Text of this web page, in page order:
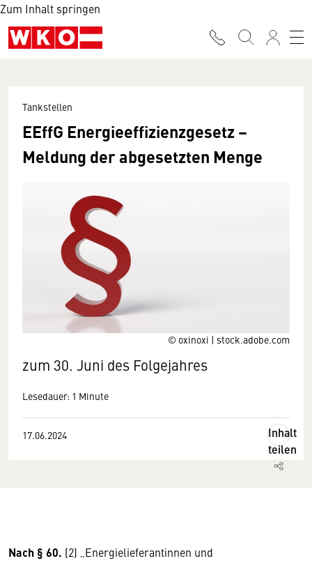
Zum Inhalt springen
© oxinoxi | stock.adobe.com
Tankstellen
EEffG Energieeffizienzgesetz –
Meldung der abgesetzten Menge
zum 30. Juni des Folgejahres
Lesedauer: 1 Minute
17.06.2024
Inhalt
teilen
Nach § 60. (2) „Energielieferantinnen und